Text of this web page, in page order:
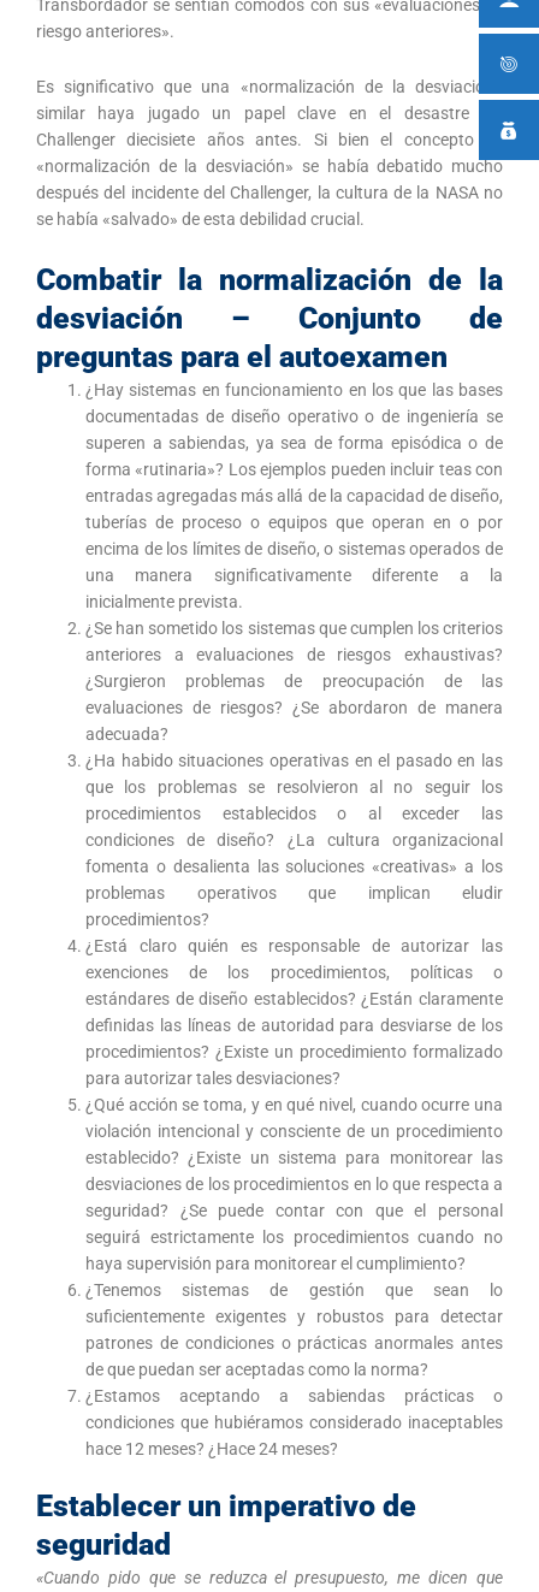
Transbordador se sentían cómodos con sus «evaluaciones de
riesgo anteriores».
Es significativo que una «normalización de la desviación»
similar haya jugado un papel clave en el desastre del
Challenger diecisiete años antes. Si bien el concepto de
«normalización de la desviación» se había debatido mucho
después del incidente del Challenger, la cultura de la NASA no
se había «salvado» de esta debilidad crucial.
Combatir la normalización de la
desviación – Conjunto de
preguntas para el autoexamen
¿Hay sistemas en funcionamiento en los que las bases
documentadas de diseño operativo o de ingeniería se
superen a sabiendas, ya sea de forma episódica o de
forma «rutinaria»? Los ejemplos pueden incluir teas con
entradas agregadas más allá de la capacidad de diseño,
tuberías de proceso o equipos que operan en o por
encima de los límites de diseño, o sistemas operados de
una manera significativamente diferente a la
inicialmente prevista.
¿Se han sometido los sistemas que cumplen los criterios
anteriores a evaluaciones de riesgos exhaustivas?
¿Surgieron problemas de preocupación de las
evaluaciones de riesgos? ¿Se abordaron de manera
adecuada?
¿Ha habido situaciones operativas en el pasado en las
que los problemas se resolvieron al no seguir los
procedimientos establecidos o al exceder las
condiciones de diseño? ¿La cultura organizacional
fomenta o desalienta las soluciones «creativas» a los
problemas operativos que implican eludir
procedimientos?
¿Está claro quién es responsable de autorizar las
exenciones de los procedimientos, políticas o
estándares de diseño establecidos? ¿Están claramente
definidas las líneas de autoridad para desviarse de los
procedimientos? ¿Existe un procedimiento formalizado
para autorizar tales desviaciones?
¿Qué acción se toma, y en qué nivel, cuando ocurre una
violación intencional y consciente de un procedimiento
establecido? ¿Existe un sistema para monitorear las
desviaciones de los procedimientos en lo que respecta a
seguridad? ¿Se puede contar con que el personal
seguirá estrictamente los procedimientos cuando no
haya supervisión para monitorear el cumplimiento?
¿Tenemos sistemas de gestión que sean lo
suficientemente exigentes y robustos para detectar
patrones de condiciones o prácticas anormales antes
de que puedan ser aceptadas como la norma?
¿Estamos aceptando a sabiendas prácticas o
condiciones que hubiéramos considerado inaceptables
hace 12 meses? ¿Hace 24 meses?
Establecer un imperativo de
seguridad
«Cuando pido que se reduzca el presupuesto, me dicen que